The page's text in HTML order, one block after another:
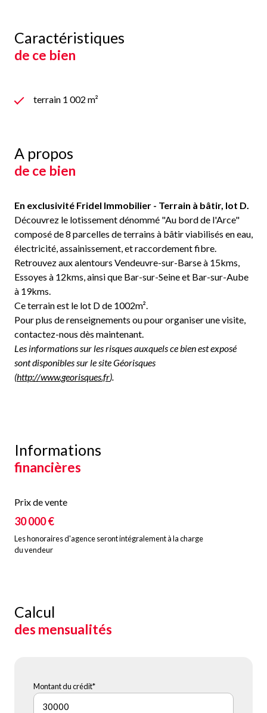
Caractéristiques
de ce bien
terrain 1 002 m²
A propos
de ce bien
En exclusivité Fridel Immobilier - Terrain à bâtir, lot D.
Découvrez le lotissement dénommé "Au bord de l'Arce"
composé de 8 parcelles de terrains à bâtir viabilisés en eau,
électricité, assainissement, et raccordement fibre.
Retrouvez aux alentours Vendeuvre-sur-Barse à 15kms,
Essoyes à 12kms, ainsi que Bar-sur-Seine et Bar-sur-Aube
à 19kms.
Ce terrain est le lot D de 1002m².
Pour plus de renseignements ou pour organiser une visite,
contactez-nous dès maintenant.
Les informations sur les risques auxquels ce bien est exposé
sont disponibles sur le site Géorisques
(http://www.georisques.fr).
Informations
financières
Prix de vente
30 000 €
Les honoraires d'agence seront intégralement à la charge
du vendeur
Calcul
des mensualités
Montant du crédit*